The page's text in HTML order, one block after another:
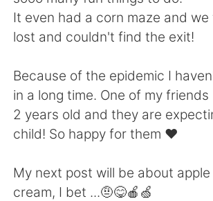
English 简体中文
繁體中文 Español
العربية Deutsch
日本語 한국어
Indonesia Italiano
It even had a corn maze and
lost and couldn't find the exit!
Because of the epidemic I
in a long time. One of my
2 years old and they are
child! So happy for them ❤️
My next post will be about
cream, I bet ...🤨😋🍎🍏